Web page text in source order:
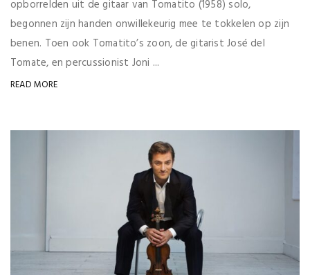
opborrelden uit de gitaar van Tomatito (1958) solo,
begonnen zijn handen onwillekeurig mee te tokkelen op zijn
benen. Toen ook Tomatito’s zoon, de gitarist José del
Tomate, en percussionist Joni ...
READ MORE